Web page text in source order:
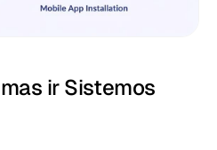
ir Sistemos